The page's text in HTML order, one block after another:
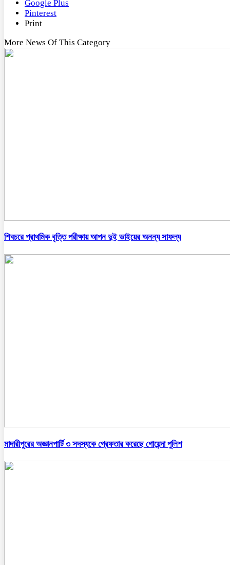
Google Plus
Pinterest
Print
More News Of This Category
শিবচরে প্রাথমিক বৃত্তি পরীক্ষায় আপন দুই ভাইয়ের অনন্য সাফল্য
মাদারীপুরের অজ্ঞানপার্টি ৩ সদস্যকে গ্রেফতার করেছে গোয়েন্দা পুলিশ